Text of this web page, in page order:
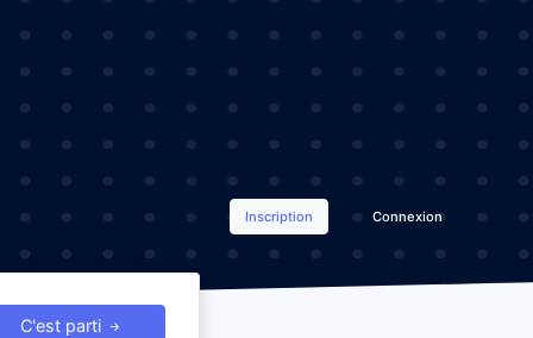
Inscription Connexion
C'est parti